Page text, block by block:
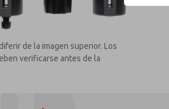
de la imagen superior. Los
verificarse antes de la